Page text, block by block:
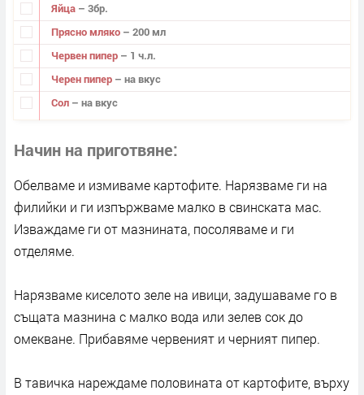
Яйца – 3бр.
Прясно мляко – 200 мл
Червен пипер – 1 ч.л.
Черен пипер – на вкус
Сол – на вкус
Начин на приготвяне
Обелваме и измиваме картофите. Нарязваме ги на
филийки и ги изпържваме малко в свинската мас.
Изваждаме ги от мазнината, посоляваме и ги
отделяме.
Нарязваме киселото зеле на ивици, задушаваме го в
същата мазнина с малко вода или зелев сок до
омекване. Прибавяме червеният и черният пипер.
В тавичка нареждаме половината от картофите, върху